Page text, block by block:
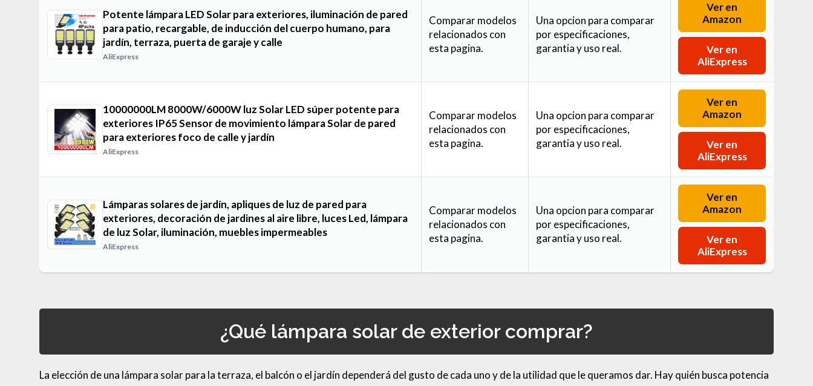
Potente lámpara LED Solar para exteriores, iluminación de pared
para patio, recargable, de inducción del cuerpo humano, para
jardín, terraza, puerta de garaje y calle
AliExpress
Comparar modelos
relacionados con
esta pagina.
Una opcion para comparar
por especificaciones,
garantia y uso real.
Ver en
Amazon
Ver en
AliExpress
10000000LM 8000W/6000W luz Solar LED súper potente para
exteriores IP65 Sensor de movimiento lámpara Solar de pared
para exteriores foco de calle y jardín
AliExpress
Comparar modelos
relacionados con
esta pagina.
Una opcion para comparar
por especificaciones,
garantia y uso real.
Ver en
Amazon
Ver en
AliExpress
Lámparas solares de jardín, apliques de luz de pared para
exteriores, decoración de jardines al aire libre, luces Led, lámpara
de luz Solar, iluminación, muebles impermeables
AliExpress
Comparar modelos
relacionados con
esta pagina.
Una opcion para comparar
por especificaciones,
garantia y uso real.
Ver en
Amazon
Ver en
AliExpress
¿Qué lámpara solar de exterior comprar?
La elección de una lámpara solar para la terraza, el balcón o el jardín dependerá del gusto de cada uno y de la utilidad que le queramos dar. Hay quién busca potencia